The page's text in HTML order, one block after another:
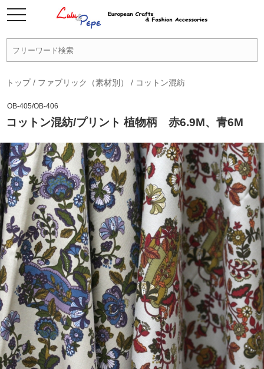
トップ/ ファブリック（素材別） / コットン混紡
OB-405/OB-406
コットン混紡/プリント 植物柄 赤6.9M、青6M